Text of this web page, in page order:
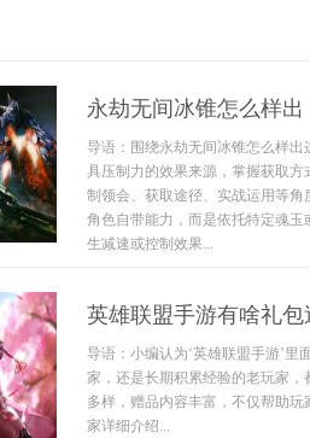
永劫无间冰锥怎么样出
导语：围绕永劫无间冰锥怎么样
具压制力的效果来源，掌握获取
制领会、获取途径、实战运用等
角色自带能力，而是依托特定魂
生减速或控制效果...
英雄联盟手游有啥礼包
导语：小编认为‘英雄联盟手游’
家，还是长期积累经验的老玩家
多样，赠品内容丰富，不仅帮助
家详细介绍...